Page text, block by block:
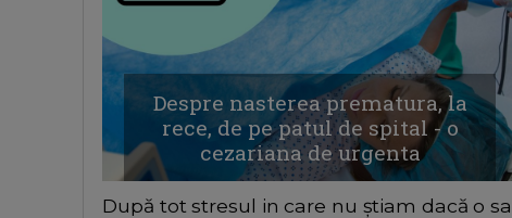
Despre nasterea prematura, la
rece, de pe patul de spital - o
cezariana de urgenta
După tot stresul in care nu știam dacă o sa